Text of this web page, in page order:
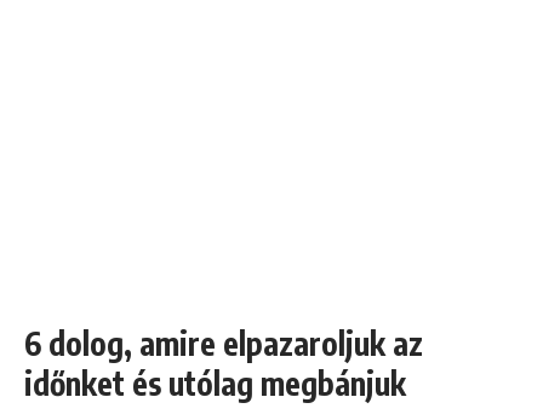
6 dolog, amire elpazaroljuk az
időnket és utólag megbánjuk